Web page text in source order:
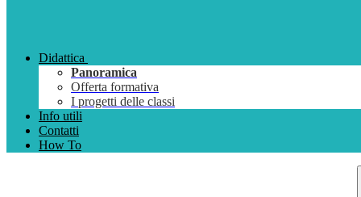
Didattica
Panoramica
Offerta formativa
I progetti delle classi
Info utili
Contatti
How To